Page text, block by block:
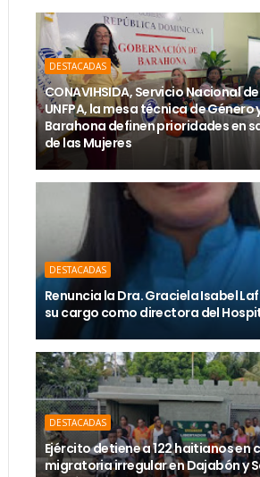
DESTACADAS
CONAVIHSIDA, Servicio Nacional
UNFPA, la mesa técnica de Género
Barahona definen prioridades en
de las Mujeres
DESTACADAS
Renuncia la Dra. Graciela Isabel
su cargo como directora del
DESTACADAS
Ejército detiene a 122 haitianos en
migratoria irregular en Dajabón y